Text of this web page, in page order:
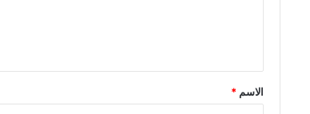
الاسم *